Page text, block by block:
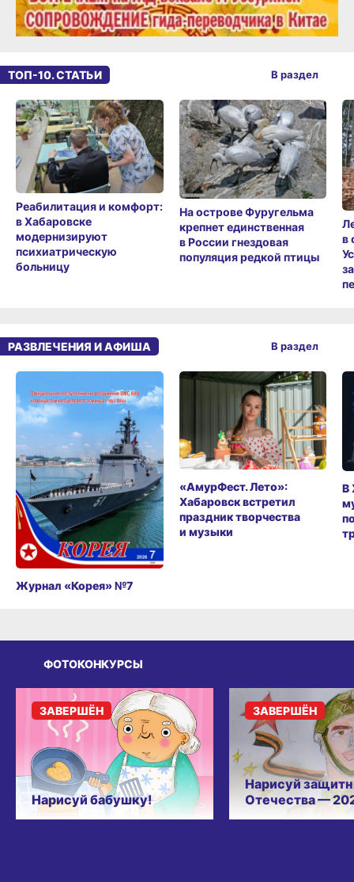
ТОП-10. СТАТЬИ
Реабилитация и комфорт:
в Хабаровске
модернизируют
психиатрическую
больницу
На острове Фуругельма
крепнет единственная
в России гнездовая
популяция редкой птицы
в
В раздел
РАЗВЛЕЧЕНИЯ И АФИША
Журнал «Корея» №7
«АмурФест. Лето»:
Хабаровск встретил
праздник творчества
и музыки
В
В раздел
ФОТОКОНКУРСЫ
Нарисуй бабушку!
ЗАВЕРШЁН
Нарисуй
Отечества —
ЗАВЕРШЁН